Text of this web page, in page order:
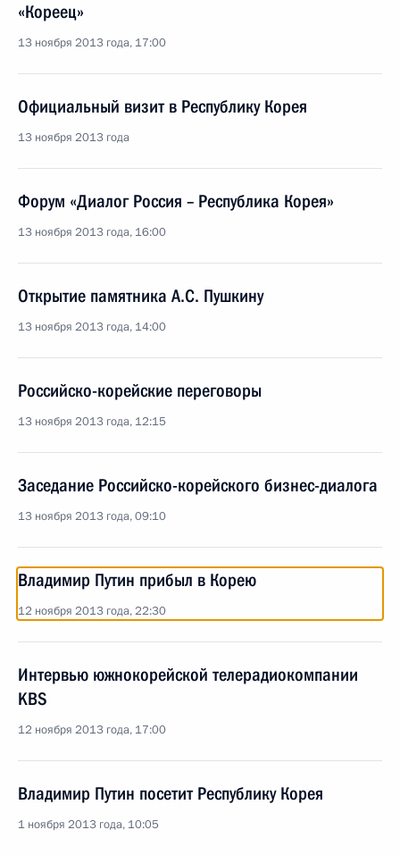
«Кореец»
13 ноября 2013 года, 17:00
Официальный визит в Республику Корея
13 ноября 2013 года
Форум «Диалог Россия – Республика Корея»
13 ноября 2013 года, 16:00
Открытие памятника А.С. Пушкину
13 ноября 2013 года, 14:00
Российско-корейские переговоры
13 ноября 2013 года, 12:15
Заседание Российско-корейского бизнес-диалога
13 ноября 2013 года, 09:10
Владимир Путин прибыл в Корею
12 ноября 2013 года, 22:30
Интервью южнокорейской телерадиокомпании
KBS
12 ноября 2013 года, 17:00
Владимир Путин посетит Республику Корея
1 ноября 2013 года, 10:05